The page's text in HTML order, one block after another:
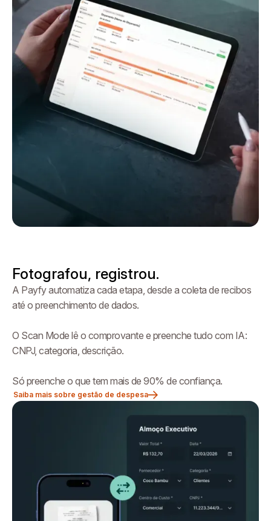
Fotografou, registrou.
A Payfy automatiza cada etapa, desde a coleta de recibos
até o preenchimento de dados.
O Scan Mode lê o comprovante e preenche tudo com IA:
CNPJ, categoria, descrição.
Só preenche o que tem mais de 90% de confiança.
Saiba mais sobre gestão de despesa